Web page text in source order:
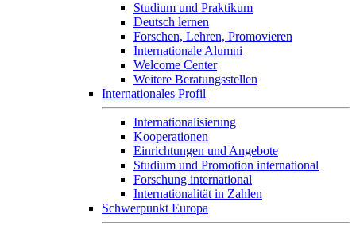
Studium und Praktikum
Deutsch lernen
Forschen, Lehren, Promovieren
Internationale Alumni
Welcome Center
Weitere Beratungsstellen
Internationales Profil
Internationalisierung
Kooperationen
Einrichtungen und Angebote
Studium und Promotion international
Forschung international
Internationalität in Zahlen
Schwerpunkt Europa